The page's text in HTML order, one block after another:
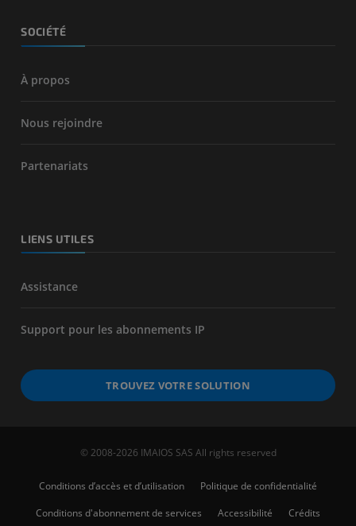
SOCIÉTÉ
À propos
Nous rejoindre
Partenariats
LIENS UTILES
Assistance
Support pour les abonnements IP
TROUVEZ VOTRE SOLUTION
© 2008-2026 IMAIOS SAS All rights reserved
Conditions d’accès et d’utilisation
Politique de confidentialité
Conditions d'abonnement de services
Accessibilité Crédits